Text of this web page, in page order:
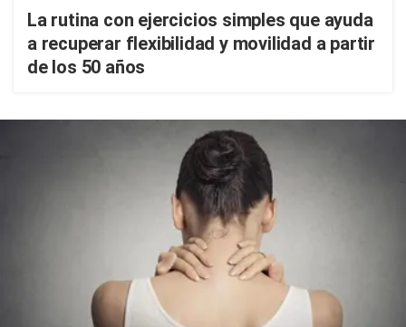
La rutina con ejercicios simples que ayuda
a recuperar flexibilidad y movilidad a partir
de los 50 años